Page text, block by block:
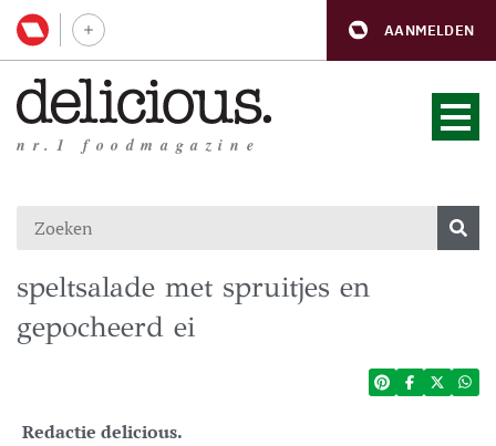
AANMELDEN
nr.1 foodmagazine
speltsalade met spruitjes en
gepocheerd ei
Redactie delicious.